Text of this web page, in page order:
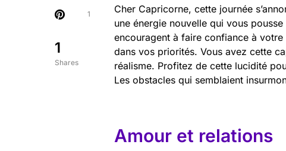
1
Shares
1 Cher Capricorne, cette journée
une énergie nouvelle qui vous
encouragent à faire confiance à votre
dans vos priorités. Vous avez cette
réalisme. Profitez de cette lucidité
Les obstacles qui semblaient
Amour et relations